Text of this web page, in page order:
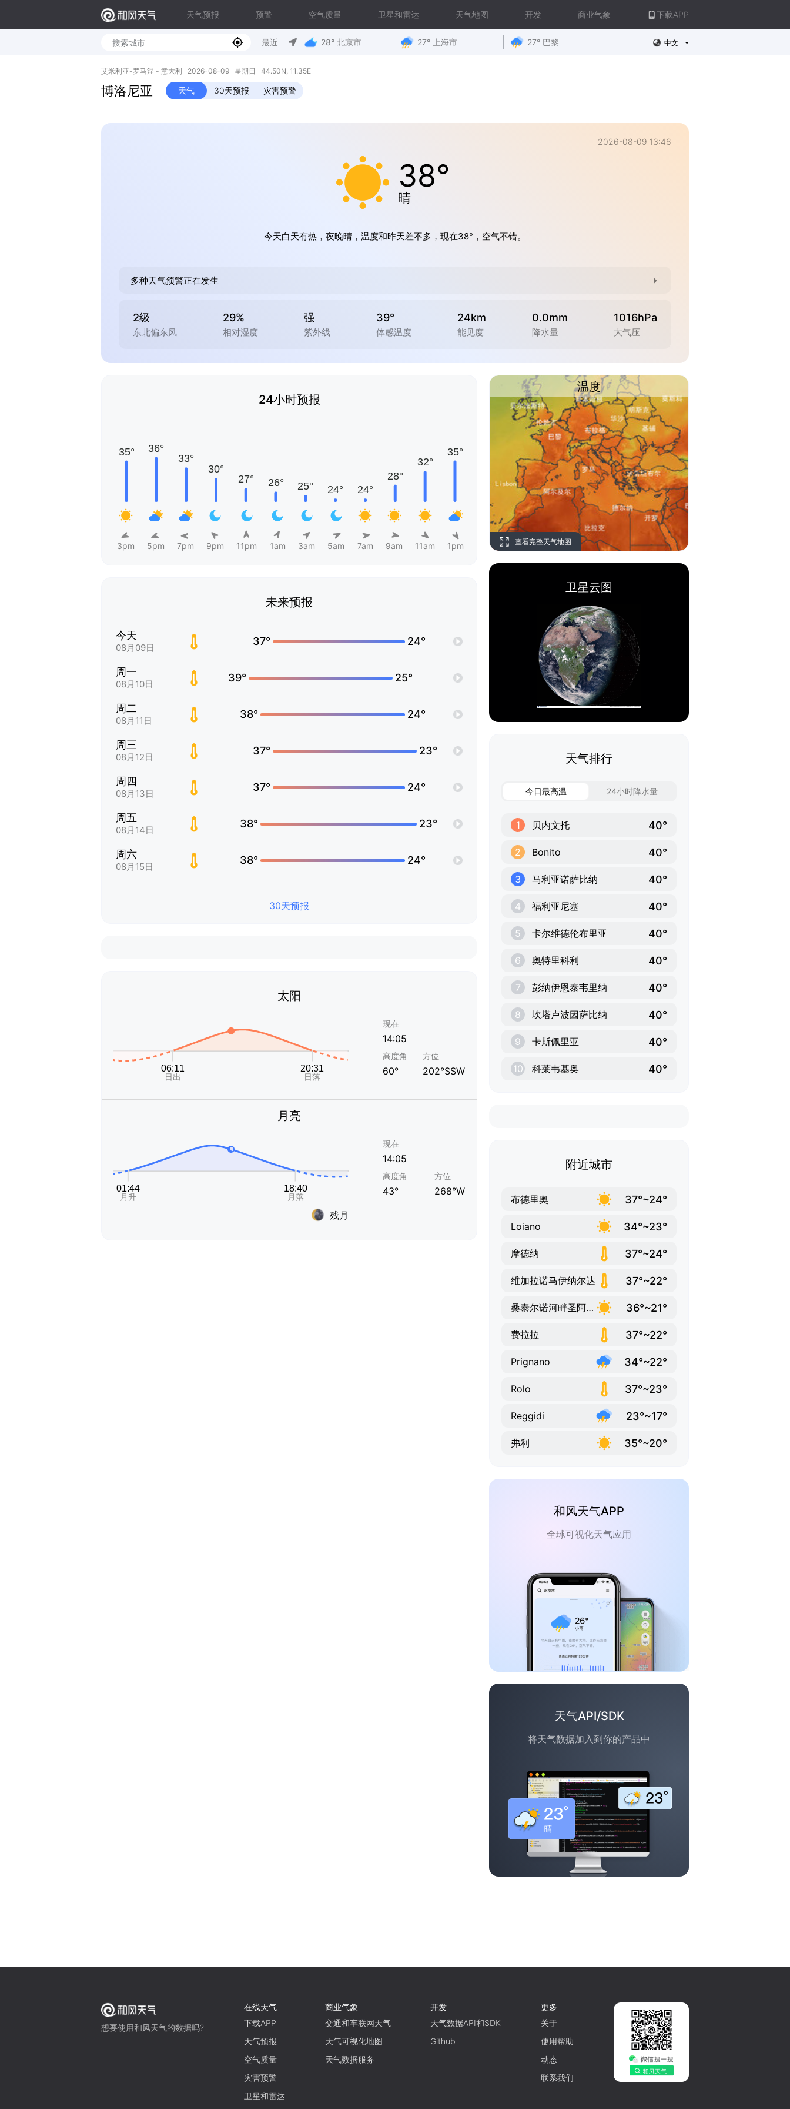
天气预报 预警 空气质量 卫星和雷达 天气地图 开发 商业气象 下载APP
最近 28° 北京市 27° 上海市 27° 巴黎 中文
艾米利亚-罗马涅 - 意大利 2026-08-09 星期日 44.50N, 11.35E
博洛尼亚 天气 30天预报 灾害预警
2026-08-09 13:46
38°
晴
今天白天有热，夜晚晴，温度和昨天差不多，现在38°，空气不错。
多种天气预警正在发生
2级
东北偏东风
29%
相对湿度
强
紫外线
39°
体感温度
24km
能见度
0.0mm
降水量
1016hPa
大气压
24小时预报
3pm 5pm 7pm 9pm 11pm 1am 3am 5am 7am 9am 11am 1pm
未来预报
今天
08月09日
37° 24°
周一
08月10日
39° 25°
周二
08月11日
38° 24°
周三
08月12日
37° 23°
周四
08月13日
37° 24°
周五
08月14日
38° 23°
周六
08月15日
38° 24°
30天预报
太阳
现在
14:05
高度角
60°
方位
202°SSW
月亮
残月
现在
14:05
高度角
43°
方位
268°W
温度
查看完整天气地图
卫星云图
天气排行
今日最高温 24小时降水量
1 贝内文托 40°
2 Bonito 40°
3 马利亚诺萨比纳 40°
4 福利亚尼塞 40°
5 卡尔维德伦布里亚 40°
6 奥特里科利 40°
7 彭纳伊恩泰韦里纳 40°
8 坎塔卢波因萨比纳 40°
9 卡斯佩里亚 40°
10 科莱韦基奥 40°
附近城市
布德里奥 37°~24°
Loiano 34°~23°
摩德纳 37°~24°
维加拉诺马伊纳尔达 37°~22°
桑泰尔诺河畔圣阿加塔 36°~21°
费拉拉 37°~22°
Prignano 34°~22°
Rolo 37°~23°
Reggidi 23°~17°
弗利 35°~20°
和风天气APP
全球可视化天气应用
天气API/SDK
将天气数据加入到你的产品中
想要使用和风天气的数据吗?
在线天气
下载APP
天气预报
空气质量
灾害预警
卫星和雷达
商业气象
交通和车联网天气
天气可视化地图
天气数据服务
开发
天气数据API和SDK
Github
更多
关于
使用帮助
动态
联系我们